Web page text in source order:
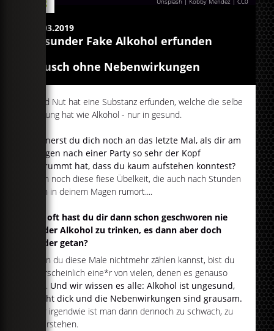
Blog
28.03.2019
Gesunder Fake Alkohol erfunden
Rausch ohne Nebenwirkungen
David Nut hat eine Substanz erfunden, welche die selbe
Wirkung hat wie Alkohol - nur in gesund.
Erinnerst du dich noch an das letzte Mal, als dir am
Morgen nach einer Party so sehr der Kopf
gebrummt hat, dass du kaum aufstehen konntest?
Dann noch diese fiese Übelkeit, die auch nach Stunden
noch in deinem Magen rumort....
Wie oft hast du dir dann schon geschworen nie
wieder Alkohol zu trinken, es dann aber doch
wieder getan?
Wenn du diese Male nichtmehr zählen kannst, bist du
wahrscheinlich eine*r von vielen, denen es genauso
geht. Und wir wissen es alle: Alkohol ist ungesund,
macht dick und die Nebenwirkungen sind grausam.
Aber irgendwie ist man dann dennoch zu schwach, zu
widerstehen.